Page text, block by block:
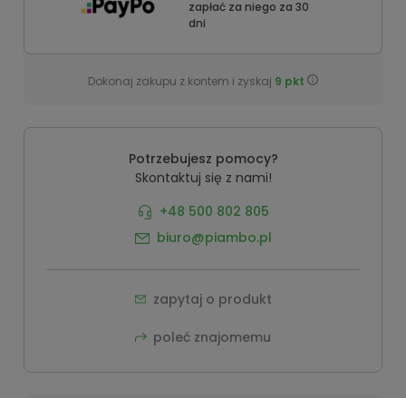
zapłać za niego za 30
dni
Dokonaj zakupu z kontem i zyskaj 9 pkt
Potrzebujesz pomocy?
Skontaktuj się z nami!
+48 500 802 805
biuro@piambo.pl
zapytaj o produkt
poleć znajomemu